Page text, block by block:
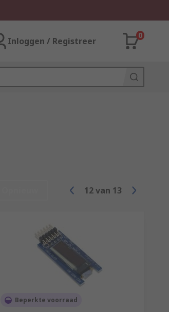
Inloggen / Registreer
0
12van 13
Beperkte voorraad